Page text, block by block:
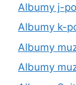
Albumy j-
Albumy k-
Albumy
Albumy